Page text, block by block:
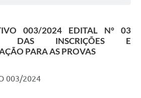
003/2024 EDITAL N° 03
DAS INSCRIÇÕES E
PARA AS PROVAS
003/2024